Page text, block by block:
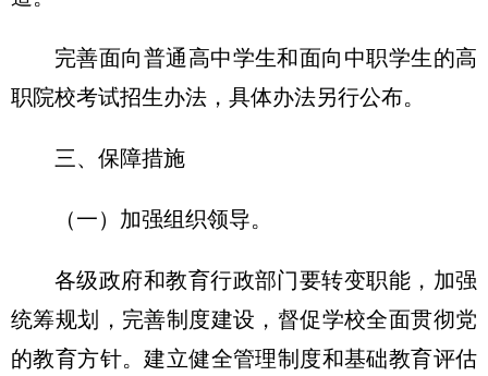
完善面向普通高中学生和面向中职学生的高
职院校考试招生办法，具体办法另行公布。
三、保障措施
（一）加强组织领导。
各级政府和教育行政部门要转变职能，加强
统筹规划，完善制度建设，督促学校全面贯彻党
的教育方针。建立健全管理制度和基础教育评估